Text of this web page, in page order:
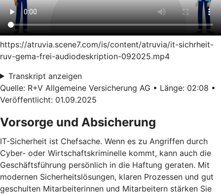
https://atruvia.scene7.com/is/content/atruvia/it-sichrheit-
ruv-gema-frei-audiodeskription-092025.mp4
Transkript anzeigen
Quelle: R+V Allgemeine Versicherung AG • Länge: 02:08 •
Veröffentlicht: 01.09.2025
Vorsorge und Absicherung
IT-Sicherheit ist Chefsache. Wenn es zu Angriffen durch
Cyber- oder Wirtschaftskriminelle kommt, kann auch die
Geschäftsführung persönlich in die Haftung geraten. Mit
modernen Sicherheitslösungen, klaren Prozessen und gut
geschulten Mitarbeiterinnen und Mitarbeitern stärken Sie